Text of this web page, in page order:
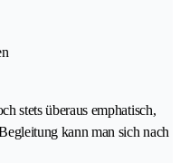
stets überaus emphatisch,
kann man sich nach